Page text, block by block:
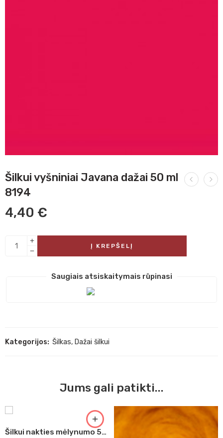
Šilkui vyšniniai Javana dažai 50 ml
8194
4,40 €
Į KREPŠELĮ
Saugiais atsiskaitymais rūpinasi
Kategorijos: Šilkas, Dažai šilkui
Jums gali patikti...
Šilkui nakties mėlynumo 50 ml Javana dažai 8196